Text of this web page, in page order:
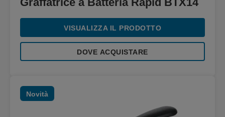
VISUALIZZA IL PRODOTTO
DOVE ACQUISTARE
Novità